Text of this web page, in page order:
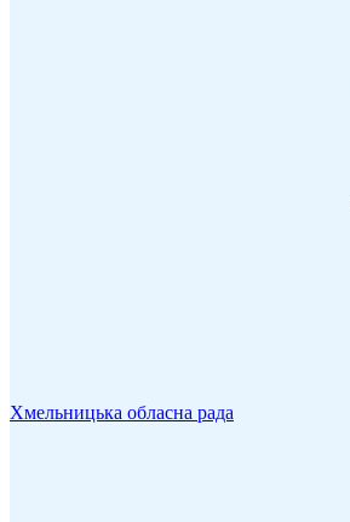
Хмельницька обласна рада